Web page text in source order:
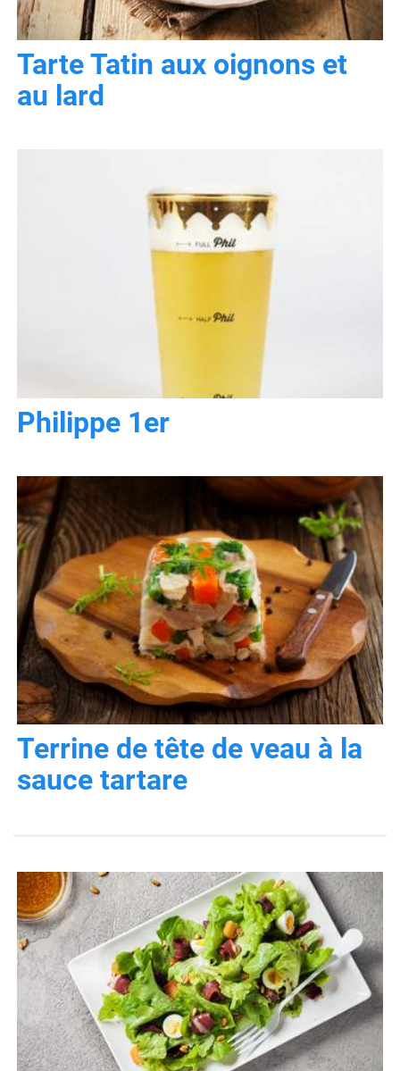
Tarte Tatin aux oignons et
au lard
Philippe 1er
Terrine de tête de veau à la
sauce tartare